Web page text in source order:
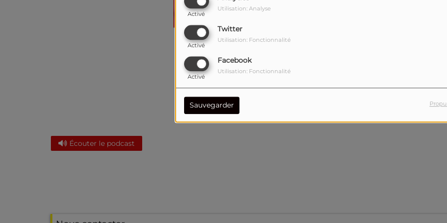
Activé
Utilisation: Analyse
Twitter
Activé
Utilisation: Fonctionnalité
Facebook
Activé
Utilisation: Fonctionnalité
Sauvegarder
Écouter le podcast